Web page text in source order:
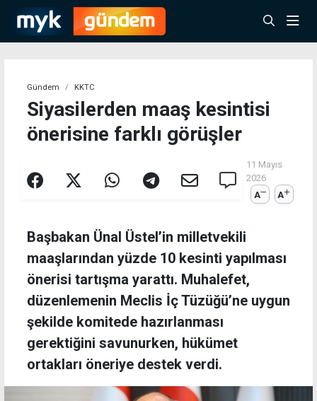
Gündem KKTC
Siyasilerden maaş kesintisi
önerisine farklı görüşler
11 Mayıs
2026
A
A
Başbakan Ünal Üstel’in milletvekili
maaşlarından yüzde 10 kesinti yapılması
önerisi tartışma yarattı. Muhalefet,
düzenlemenin Meclis İç Tüzüğü’ne uygun
şekilde komitede hazırlanması
gerektiğini savunurken, hükümet
ortakları öneriye destek verdi.